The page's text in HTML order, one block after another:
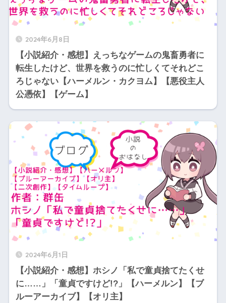
2024年6月8日
【小説紹介・感想】えっちなゲームの鬼畜勇者に
転生したけど、世界を救うのに忙しくてそれどこ
ろじゃない【ハーメルン・カクヨム】【悪役主人
公憑依】【ゲーム】
2024年6月1日
【小説紹介・感想】ホシノ「私で童貞捨てたくせ
に……」「童貞ですけど!?」【ハーメルン】【ブ
ルーアーカイブ】【オリ主】